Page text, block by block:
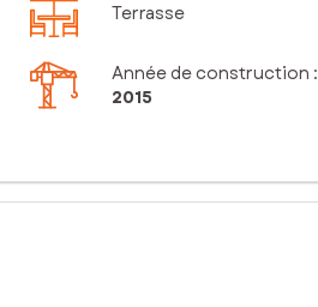
Terrasse
Année de construction :
2015